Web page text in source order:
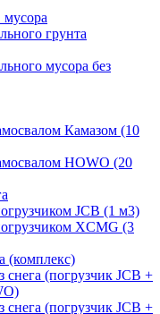
грунта
мусора без
Камазом (10
HOWO (20
JCB (1 м3)
XCMG (3
(комплекс)
снега (погрузчик JCB +
снега (погрузчик JCB +